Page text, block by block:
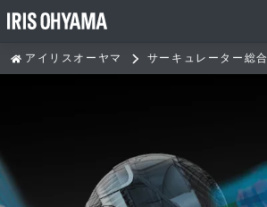
アイリスオーヤマ サーキュレーター総合